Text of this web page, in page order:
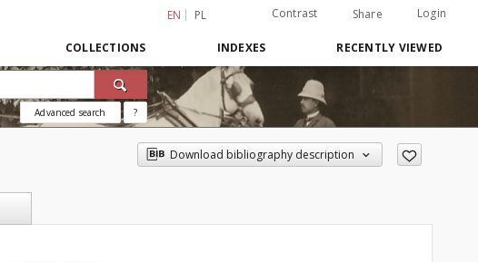
EN PL Contrast Share Login
COLLECTIONS INDEXES RECENTLY VIEWED
Advanced search ?
Download bibliography description